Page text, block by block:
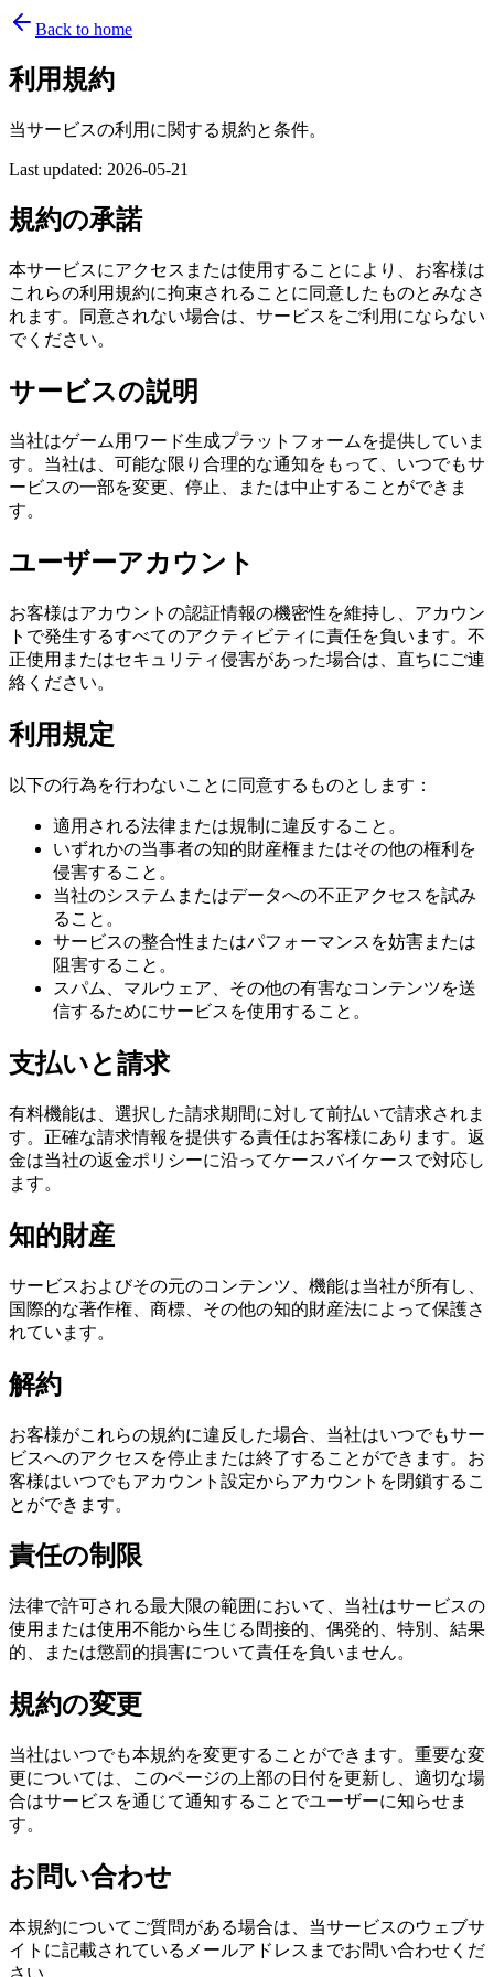
Back to home
利用規約
当サービスの利用に関する規約と条件。
Last updated: 2026-05-21
規約の承諾
本サービスにアクセスまたは使用することにより、お客様は
これらの利用規約に拘束されることに同意したものとみなさ
れます。同意されない場合は、サービスをご利用にならない
でください。
サービスの説明
当社はゲーム用ワード生成プラットフォームを提供していま
す。当社は、可能な限り合理的な通知をもって、いつでもサ
ービスの一部を変更、停止、または中止することができま
す。
ユーザーアカウント
お客様はアカウントの認証情報の機密性を維持し、アカウン
トで発生するすべてのアクティビティに責任を負います。不
正使用またはセキュリティ侵害があった場合は、直ちにご連
絡ください。
利用規定
以下の行為を行わないことに同意するものとします：
適用される法律または規制に違反すること。
いずれかの当事者の知的財産権またはその他の権利を
侵害すること。
当社のシステムまたはデータへの不正アクセスを試み
ること。
サービスの整合性またはパフォーマンスを妨害または
阻害すること。
スパム、マルウェア、その他の有害なコンテンツを送
信するためにサービスを使用すること。
支払いと請求
有料機能は、選択した請求期間に対して前払いで請求されま
す。正確な請求情報を提供する責任はお客様にあります。返
金は当社の返金ポリシーに沿ってケースバイケースで対応し
ます。
知的財産
サービスおよびその元のコンテンツ、機能は当社が所有し、
国際的な著作権、商標、その他の知的財産法によって保護さ
れています。
解約
お客様がこれらの規約に違反した場合、当社はいつでもサー
ビスへのアクセスを停止または終了することができます。お
客様はいつでもアカウント設定からアカウントを閉鎖するこ
とができます。
責任の制限
法律で許可される最大限の範囲において、当社はサービスの
使用または使用不能から生じる間接的、偶発的、特別、結果
的、または懲罰的損害について責任を負いません。
規約の変更
当社はいつでも本規約を変更することができます。重要な変
更については、このページの上部の日付を更新し、適切な場
合はサービスを通じて通知することでユーザーに知らせま
す。
お問い合わせ
本規約についてご質問がある場合は、当サービスのウェブサ
イトに記載されているメールアドレスまでお問い合わせくだ
さい。